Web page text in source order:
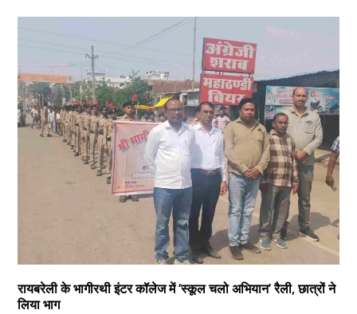
रायबरेली के भागीरथी इंटर कॉलेज में ‘स्कूल चलो अभियान’ रैली, छात्रों ने
लिया भाग